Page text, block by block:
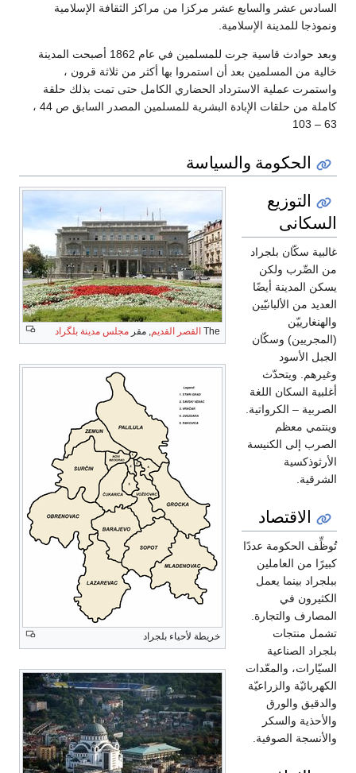
السادس عشر والسابع عشر مركزا من مراكز الثقافة الإسلامية
ونموذجا للمدينة الإسلامية.
وبعد حوادث قاسية جرت للمسلمين في عام 1862 أصبحت المدينة
خالية من المسلمين بعد أن استمروا بها أكثر من ثلاثة قرون ،
واستمرت عملية الاسترداد الحضاري الكامل حتى تمت بذلك حلقة
كاملة من حلقات الإبادة البشرية للمسلمين المصدر السابق ص 44 ،
63 – 103
الحكومة والسياسة
The القصر القديم , مقر مجلس مدينة بلگراد
خريطة لأحياء بلجراد
التوزيع
السكانى
غالبية سكّان بلجراد
من الصِّرب ولكن
يسكن المدينة أيضًا
العديد من الألبانيّين
والهنغارييّن
(المجريين) وسكّان
الجبل الأسود
وغيرهم. ويتحدّث
أغلبية السكان اللغة
الصربية – الكرواتية.
وينتمي معظم
الصرب إلى الكنيسة
الأرثوذكسية
الشرقية.
الاقتصاد
تُوظِّف الحكومة عددًا
كبيرًا من العاملين
ببلجراد بينما يعمل
الكثيرون في
المصارف والتجارة.
تشمل منتجات
بلجراد الصناعية
السيّارات، والمعّدات
الكهربائيّة والزراعيّة
والدقيق والورق
والأحذية والسكر
والأنسجة الصوفية.